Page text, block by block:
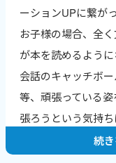
英検
果の
す。
ワ
る
ーシ
ーションUPに繋が
お子様の場合、全
が本を読めるよう
会話のキャッチボ
等、頑張っている
張ろうという気持ち
続